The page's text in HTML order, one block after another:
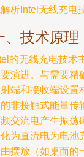
析Intel无线充电
、技术原理
的无线充电技术
演进。与需要精
端和接收端设置
非接触式能量传
交流电产生振荡
为直流电为电池
摆放（如桌面的